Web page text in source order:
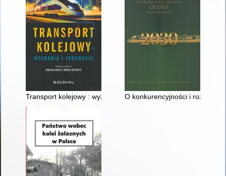
Transport kolejowy : wyzwania i innowacjeO konkurencyjności i rozwoju